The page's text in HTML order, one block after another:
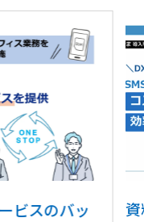
ビスのバッ